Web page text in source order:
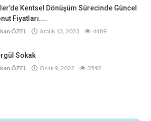
Kentsel Dönüşüm Sürecinde Güncel
Fiyatları....
ÖZEL Aralık 13, 2023 4489
Sokak
ÖZEL Ocak 9, 2022 3592